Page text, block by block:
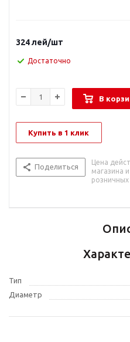
324лей/шт
Достаточно
В
Купить в 1 клик
Поделиться
Цена
магазина
розничных
Тип
Диаметр